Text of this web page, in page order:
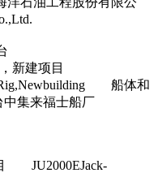
，新建项目
船体和
集来福士船厂
目 JU2000EJack-